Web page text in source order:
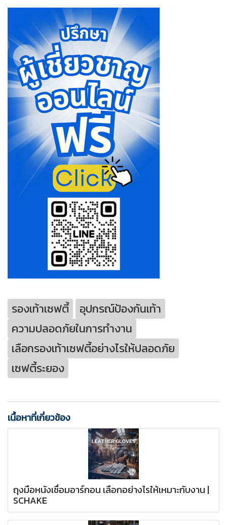
รองเท้าเซฟตี้
อุปกรณ์ป้องกันเท้า
ความปลอดภัยในการทำงาน
เลือกรองเท้าเซฟตี้อย่างไรให้ปลอดภัย
เซฟตี้ระยอง
เนื้อหาที่เกี่ยวข้อง
ถุงมือหนังเชื่อมอาร์กอน เลือกอย่างไรให้เหมาะกับงาน |
SCHAKE